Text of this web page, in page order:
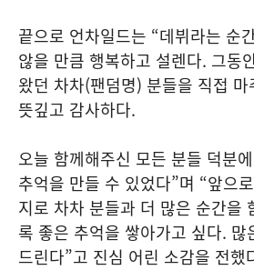
끝으로 언차일드는 “데뷔라는 순
않을 만큼 행복하고 설렌다. 그동
왔던 차차(팬덤명) 분들을 직접
뜻깊고 감사하다.
오늘 함께해주신 모든 분들 덕분
추억을 만들 수 있었다”며 “앞으
지로 차차 분들과 더 많은 순간을
록 좋은 추억을 쌓아가고 싶다. 많
드린다”고 진심 어린 소감을 전했